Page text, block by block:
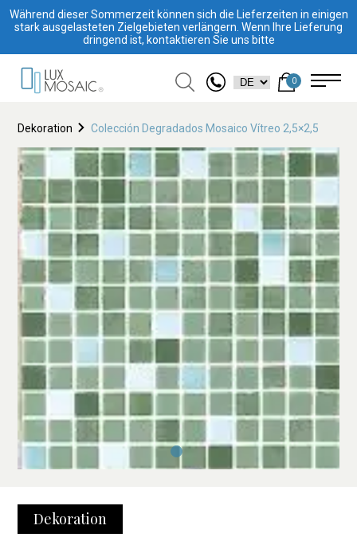
Während dieser Sommerzeit können sich die Lieferzeiten in einigen
stark ausgelasteten Zielgebieten verlängern. Wenn Ihre Lieferung
dringend ist, kontaktieren Sie uns bitte
0
Dekoration Colección Degradados Mosaico Vítreo 2,5×2,5
Dekoration